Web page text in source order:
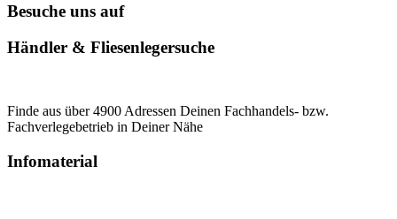
Besuche uns auf
Händler & Fliesenlegersuche
Finde aus über 4900 Adressen Deinen Fachhandels- bzw.
Fachverlegebetrieb in Deiner Nähe
Infomaterial